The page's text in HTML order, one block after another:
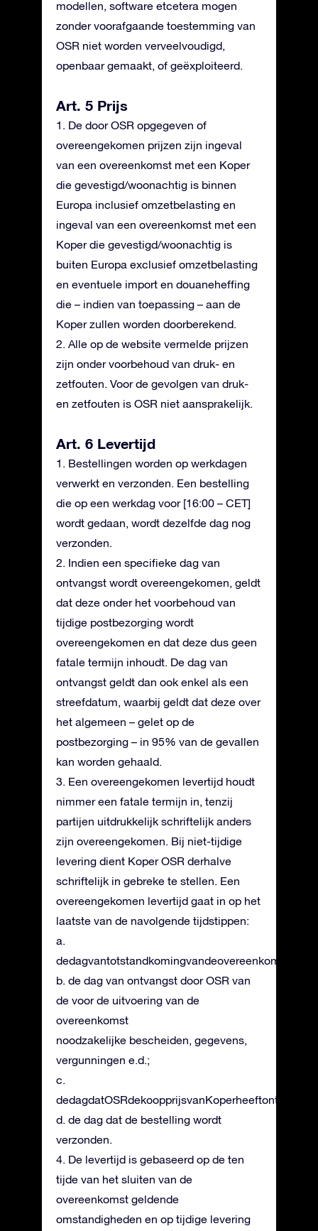
modellen, software etcetera mogen
zonder voorafgaande toestemming van
OSR niet worden verveelvoudigd,
openbaar gemaakt, of geëxploiteerd.
Art. 5 Prijs
1. De door OSR opgegeven of
overeengekomen prijzen zijn ingeval
van een overeenkomst met een Koper
die gevestigd/woonachtig is binnen
Europa inclusief omzetbelasting en
ingeval van een overeenkomst met een
Koper die gevestigd/woonachtig is
buiten Europa exclusief omzetbelasting
en eventuele import en douaneheffing
die – indien van toepassing – aan de
Koper zullen worden doorberekend.
2. Alle op de website vermelde prijzen
zijn onder voorbehoud van druk- en
zetfouten. Voor de gevolgen van druk-
en zetfouten is OSR niet aansprakelijk.
Art. 6 Levertijd
1. Bestellingen worden op werkdagen
verwerkt en verzonden. Een bestelling
die op een werkdag voor [16:00 – CET]
wordt gedaan, wordt dezelfde dag nog
verzonden.
2. Indien een specifieke dag van
ontvangst wordt overeengekomen, geldt
dat deze onder het voorbehoud van
tijdige postbezorging wordt
overeengekomen en dat deze dus geen
fatale termijn inhoudt. De dag van
ontvangst geldt dan ook enkel als een
streefdatum, waarbij geldt dat deze over
het algemeen – gelet op de
postbezorging – in 95% van de gevallen
kan worden gehaald.
3. Een overeengekomen levertijd houdt
nimmer een fatale termijn in, tenzij
partijen uitdrukkelijk schriftelijk anders
zijn overeengekomen. Bij niet-tijdige
levering dient Koper OSR derhalve
schriftelijk in gebreke te stellen. Een
overeengekomen levertijd gaat in op het
laatste van de navolgende tijdstippen:
a.
dedagvantotstandkomingvandeovereenkomst;
b. de dag van ontvangst door OSR van
de voor de uitvoering van de
overeenkomst
noodzakelijke bescheiden, gegevens,
vergunningen e.d.;
c.
dedagdatOSRdekoopprijsvanKoperheeftontvangen;
d. de dag dat de bestelling wordt
verzonden.
4. De levertijd is gebaseerd op de ten
tijde van het sluiten van de
overeenkomst geldende
omstandigheden en op tijdige levering